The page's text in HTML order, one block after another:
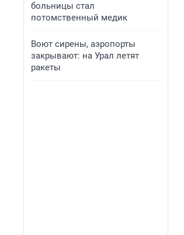
больницы стал
потомственный медик
Воют сирены, аэропорты
закрывают: на Урал летят
ракеты